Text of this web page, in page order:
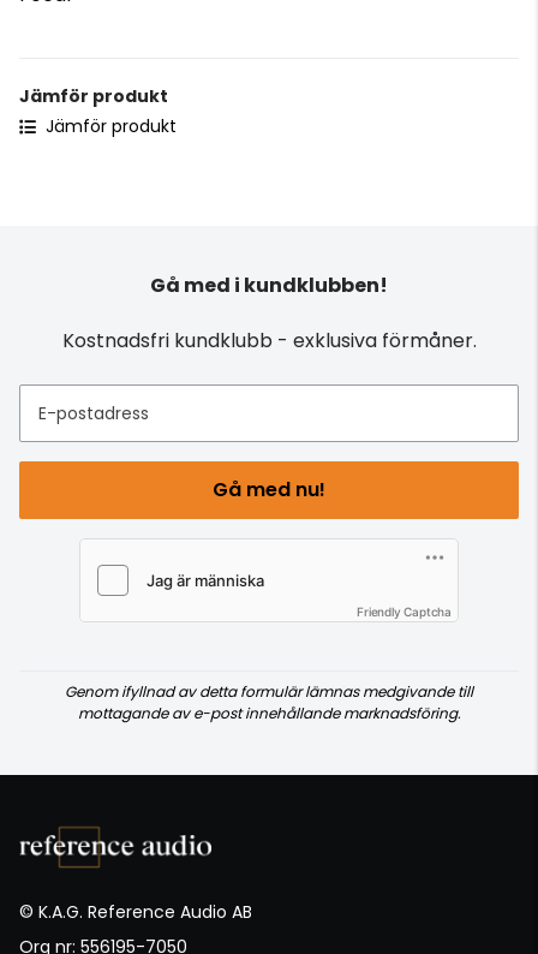
Jämför produkt
Jämför produkt
Gå med i kundklubben!
Kostnadsfri kundklubb - exklusiva förmåner.
E-postadress
Gå med nu!
Friendly Captcha
Genom ifyllnad av detta formulär lämnas medgivande till
mottagande av e-post innehållande marknadsföring.
© K.A.G. Reference Audio AB
Org nr: 556195-7050